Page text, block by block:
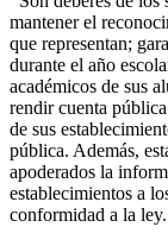
mantener el
que representan;
durante el año
académicos de sus
rendir cuenta
de sus
pública. Además,
apoderados la
establecimientos a
conformidad a la ley.